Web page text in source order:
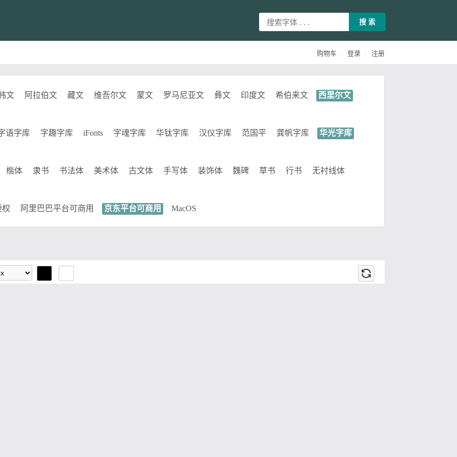
搜 索
购物车 登录 注册
文 阿拉伯文 藏文 维吾尔文 蒙文 罗马尼亚文 彝文 印度文 希伯来文 西里尔文
语字库 字趣字库 iFonts 字魂字库 华钛字库 汉仪字库 范国平 龚帆字库 华光字库
楷体 隶书 书法体 美术体 古文体 手写体 装饰体 魏碑 草书 行书 无衬线体
权 阿里巴巴平台可商用 京东平台可商用 MacOS